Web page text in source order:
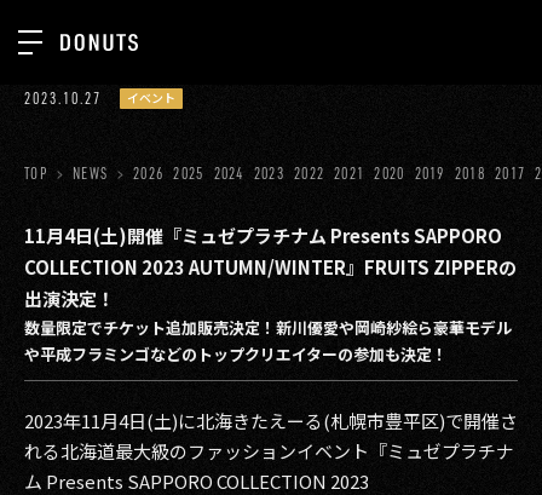
ジョブカン
ゲーム
ミクチャ
医療(CLIUS)
出版メディア
美少女図鑑
イベント
TOP
ABOUT
SERVICES
GROUP
RECRUIT
CONTACT
2023.10.27 イベント
TOP NEWS 2026 2025 2024 2023 2022 2021 2020 2019 2018 2017
11月4日(土)開催『ミュゼプラチナム Presents SAPPORO
COLLECTION 2023 AUTUMN/WINTER』FRUITS ZIPPERの
出演決定！
数量限定でチケット追加販売決定！新川優愛や岡崎紗絵ら豪華モデル
や平成フラミンゴなどのトップクリエイターの参加も決定！
2023年11月4日(土)に北海きたえーる(札幌市豊平区)で開催さ
れる北海道最大級のファッションイベント『ミュゼプラチナ
ム Presents SAPPORO COLLECTION 2023